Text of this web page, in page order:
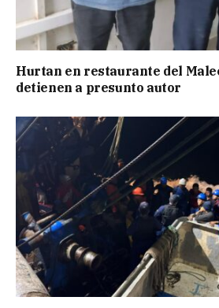
Hurtan en restaurante del
detienen a presunto autor